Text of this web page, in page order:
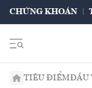
CHỨNG KHOÁN
TIÊU ĐIỂMĐẦU